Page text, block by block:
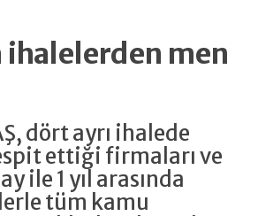
men
dört ayrı ihalede
ettiği firmaları ve
ile 1 yıl arasında
tüm kamu